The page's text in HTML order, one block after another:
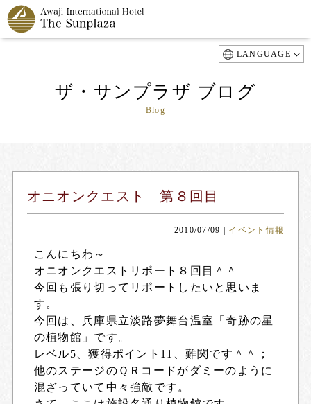
LANGUAGE
ザ・サンプラザ ブログ
Blog
オニオンクエスト 第８回目
2010/07/09 イベント情報
こんにちわ～
オニオンクエストリポート８回目＾＾
今回も張り切ってリポートしたいと思いま
す。
今回は、兵庫県立淡路夢舞台温室「奇跡の星
の植物館」です。
レベル5、獲得ポイント11、難関です＾＾；
他のステージのＱＲコードがダミーのように
混ざっていて中々強敵です。